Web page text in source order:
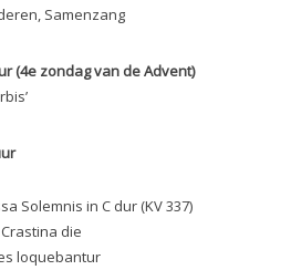
Samenzang
(4e zondag van de Advent)
Solemnis in C dur (KV 337)
die
loquebantur